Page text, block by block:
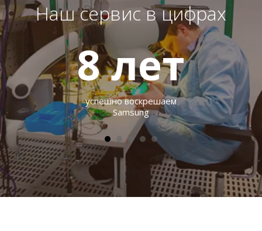
Наш сервис в цифрах
8лет
успешно воскрешаем
Samsung